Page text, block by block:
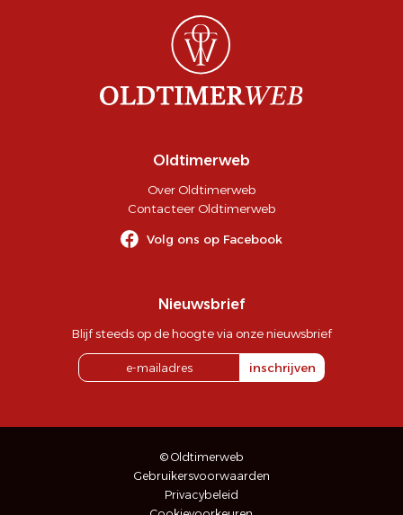
Oldtimerweb
Over Oldtimerweb
Contacteer Oldtimerweb
Volg ons op Facebook
Nieuwsbrief
Blijf steeds op de hoogte via onze nieuwsbrief
inschrijven
© Oldtimerweb
Gebruikersvoorwaarden
Privacybeleid